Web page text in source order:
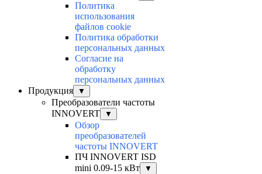
Политика
использования
файлов cookie
Политика обработки
персональных данных
Согласие на
обработку
персональных данных
Продукция
▼
Преобразователи частоты
INNOVERT
▼
Обзор
преобразователей
частоты INNOVERT
ПЧ INNOVERT ISD
mini 0.09-15 кВт
▼